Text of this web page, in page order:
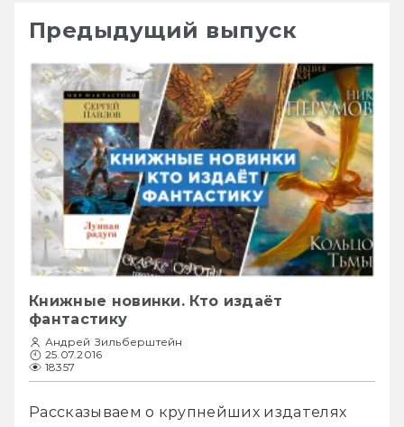
Предыдущий выпуск
Книжные новинки. Кто издаёт
фантастику
Андрей Зильберштейн
25.07.2016
18357
Рассказываем о крупнейших издателях